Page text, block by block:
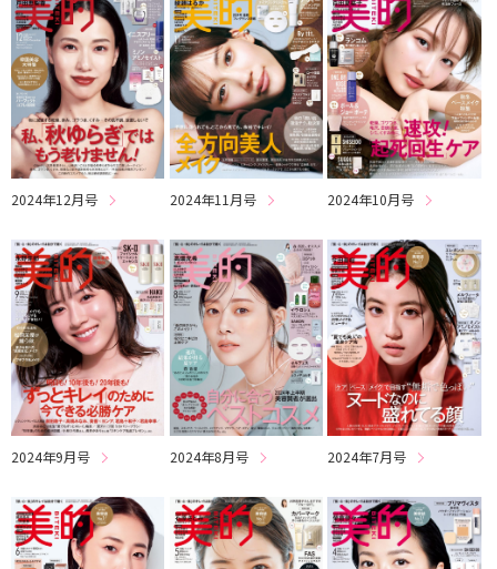
2024年12月号 2024年11月号 2024年10月号
2024年9月号 2024年8月号 2024年7月号